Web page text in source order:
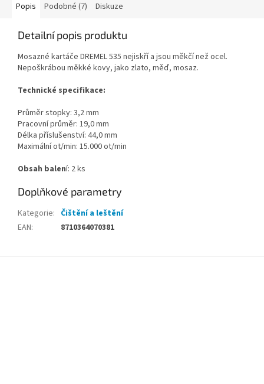
Popis Podobné (7) Diskuze
Detailní popis produktu
Mosazné kartáče DREMEL 535 nejiskří a jsou měkčí než ocel.
Nepoškrábou měkké kovy, jako zlato, měď, mosaz.
Technické specifikace:
Průměr stopky: 3,2 mm
Pracovní průměr: 19,0 mm
Délka příslušenství: 44,0 mm
Maximální ot/min: 15.000 ot/min
Obsah balení: 2 ks
Doplňkové parametry
Kategorie: Čištění a leštění
EAN: 8710364070381